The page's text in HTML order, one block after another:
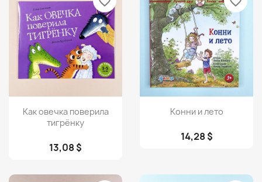
Просмотр
Как овечка поверила
тигрёнку
13,08 $
Просмотр
Конни и лето
14,28 $